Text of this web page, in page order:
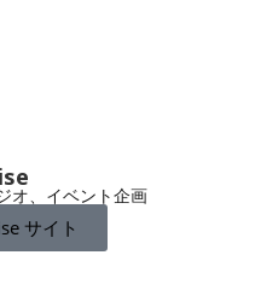
オ、イベント企画
サイト